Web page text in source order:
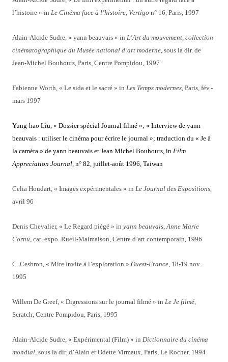
l’histoire » in Le Cinéma face à l’histoire, Vertigo n° 16, Paris, 1997
Alain-Alcide Sudre, « yann beauvais » in L’Art du mouvement, collection
cinématographique du Musée national d’art moderne, sous la dir. de
Jean-Michel Bouhours, Paris, Centre Pompidou, 1997
Fabienne Worth, « Le sida et le sacré » in Les Temps modernes, Paris, fév.-
mars 1997
Yung-hao Liu, « Dossier spécial Journal filmé »; « Interview de yann
beauvais : utiliser le cinéma pour écrire le journal »; traduction du « Je à
la caméra » de yann beauvais et Jean Michel Bouhours, in Film
Appreciation Journal, n° 82, juillet-août 1996, Taiwan
Celia Houdart, « Images expérimentales » in Le Journal des Expositions,
avril 96
Denis Chevalier, « Le Regard piégé » in yann beauvais, Anne Marie
Cornu, cat. expo. Rueil-Malmaison, Centre d’art contemporain, 1996
C. Cesbron, « Mire Invite à l’exploration » Ouest-France, 18-19 nov.
1995
Willem De Greef, « Digressions sur le journal filmé » in Le Je filmé,
Scratch, Centre Pompidou, Paris, 1995
Alain-Alcide Sudre, « Expérimental (Film) » in Dictionnaire du cinéma
mondial, sous la dir. d’Alain et Odette Virmaux, Paris, Le Rocher, 1994